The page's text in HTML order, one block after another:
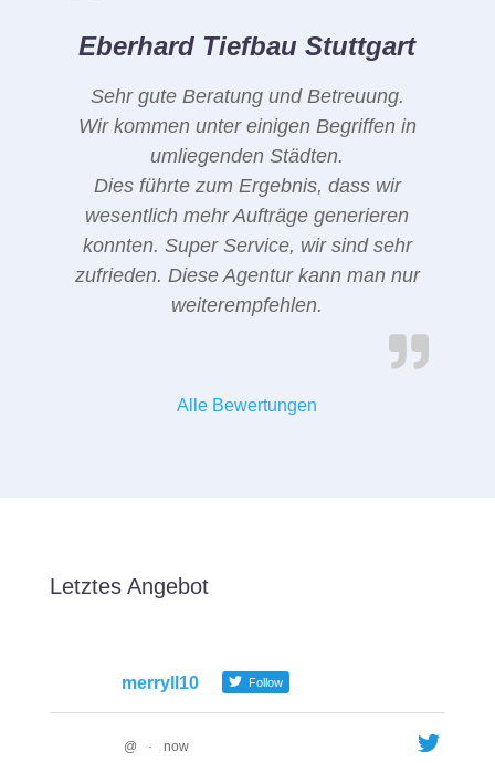
Eberhard Tiefbau Stuttgart
Sehr gute Beratung und Betreuung.
Wir kommen unter einigen Begriffen in
umliegenden Städten.
Dies führte zum Ergebnis, dass wir
wesentlich mehr Aufträge generieren
konnten. Super Service, wir sind sehr
zufrieden. Diese Agentur kann man nur
weiterempfehlen.
Alle Bewertungen
Letztes Angebot
merryll10 Follow
@ · now